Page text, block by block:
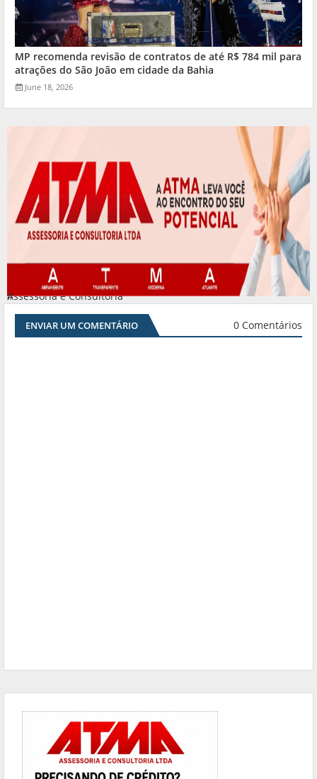
MP recomenda revisão de contratos de até R$ 784 mil para
atrações do São João em cidade da Bahia
June 18, 2026
Assessoria e Consultoria
#
ENVIAR UM COMENTÁRIO 0 Comentários